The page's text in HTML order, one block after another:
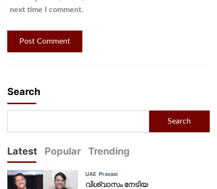
next time I comment.
Search
Search
Latest Popular Trending
UAE Pravasi
വിശ്വാസം നേടിയ